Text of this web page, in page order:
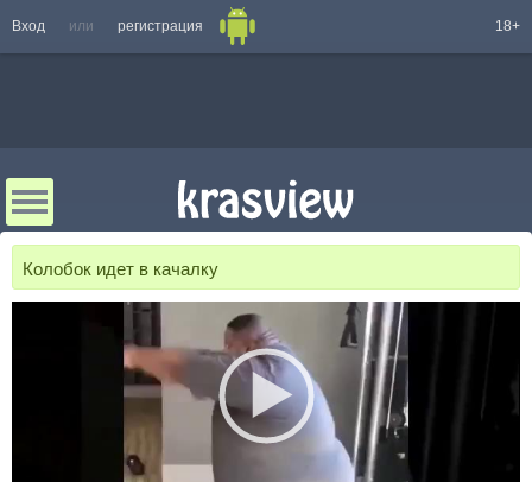
Вход или регистрация 18+
Колобок идет в качалку